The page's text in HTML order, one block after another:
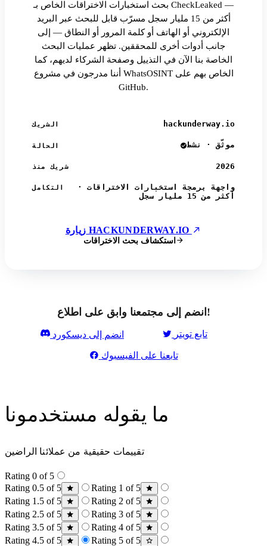
بحث استخبارات الاختراقات الخاص بـ CheckLeaked —
أكثر من 15 مليار سجل مسرّب قابل للبحث عبر البريد
الإلكتروني أو الهاتف أو كلمة المرور أو النطاق — إلى
جانب أدوات أخرى للمحققين. تظهر عمليات البحث
الخاصة بنا الآن في التذييل وصفحة الشركاء لديهم، كما
أننا مدرجون في مشروع WhatsOSINT الخاص بهم على
GitHub.
الشريك hackunderway.io
الحالة موثّق · نشط
شريك منذ 2026
التكامل
واجهة برمجة استخبارات الاختراقات ·
أكثر من 15 مليار سجل
زيارة HACKUNDERWAY.IO
استكشاف بحث الاختراقات
انضم إلى مجتمعنا وابق على اطلاع!
انضم إلى ديسكورد تابع تويتر
تابعنا على الفيسبوك
ما يقوله مستخدمونا
تقييمات حقيقية من عملائنا الراضين
Rating 0 of 5
Rating 0.5 of 5
Rating 1 of 5
Rating 1.5 of 5
Rating 2 of 5
Rating 2.5 of 5
Rating 3 of 5
Rating 3.5 of 5
Rating 4 of 5
Rating 4.5 of 5
Rating 5 of 5